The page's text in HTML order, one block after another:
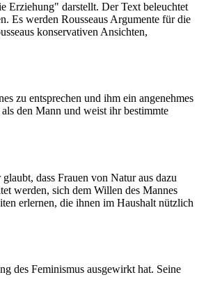
Erziehung" darstellt. Der Text beleuchtet
Es werden Rousseaus Argumente für die
konservativen Ansichten,
zu entsprechen und ihm ein angenehmes
den Mann und weist ihr bestimmte
dass Frauen von Natur aus dazu
werden, sich dem Willen des Mannes
erlernen, die ihnen im Haushalt nützlich
des Feminismus ausgewirkt hat. Seine